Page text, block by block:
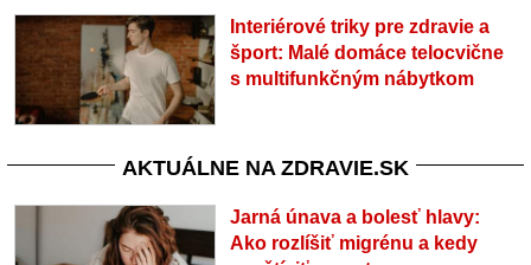
Interiérové triky pre zdravie a
šport: Malé domáce telocvične
s multifunkčným nábytkom
AKTUÁLNE NA ZDRAVIE.SK
Jarná únava a bolesť hlavy:
Ako rozlíšiť migrénu a kedy